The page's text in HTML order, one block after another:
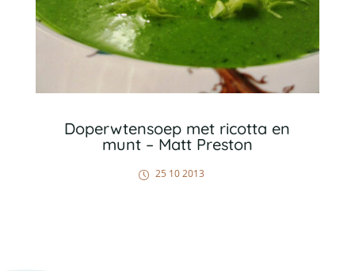
Doperwtensoep met ricotta en
munt – Matt Preston
25 10 2013